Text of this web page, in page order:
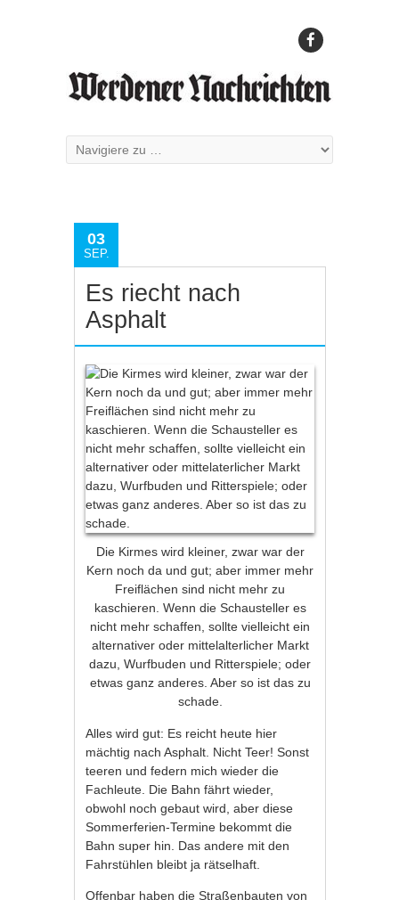
03
SEP.
Es riecht nach
Asphalt
Die Kirmes wird kleiner, zwar war der
Kern noch da und gut; aber immer mehr
Freiflächen sind nicht mehr zu
kaschieren. Wenn die Schausteller es
nicht mehr schaffen, sollte vielleicht ein
alternativer oder mittelalterlicher Markt
dazu, Wurfbuden und Ritterspiele; oder
etwas ganz anderes. Aber so ist das zu
schade.
Alles wird gut: Es reicht heute hier
mächtig nach Asphalt. Nicht Teer! Sonst
teeren und federn mich wieder die
Fachleute. Die Bahn fährt wieder,
obwohl noch gebaut wird, aber diese
Sommerferien-Termine bekommt die
Bahn super hin. Das andere mit den
Fahrstühlen bleibt ja rätselhaft.
Offenbar haben die Straßenbauten von